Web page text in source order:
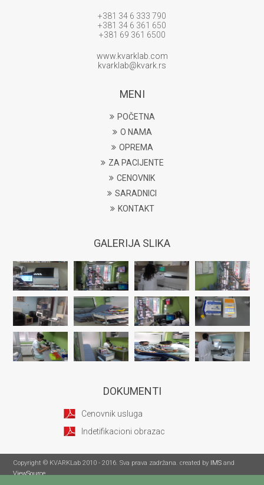
+381 34 6 333 790
+381 34 6 361 650
+381 69 361 6500
www.kvarklab.com
kvarklab@kvark.rs
MENI
POČETNA
O NAMA
OPREMA
ZA PACIJENTE
CENOVNIK
SARADNICI
KONTAKT
GALERIJA SLIKA
DOKUMENTI
Cenovnik usluga
Indetifikacioni obrazac
Copyright © KVARKLab 2010 - 2016. Sva prava zadržana. created by IMS and
ViewSource